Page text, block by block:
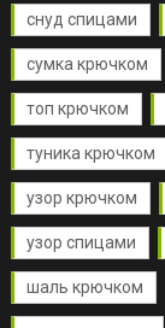
снуд спицами
сумка крючком
топ крючком
туника крючком
узор крючком
узор спицами
шаль крючком